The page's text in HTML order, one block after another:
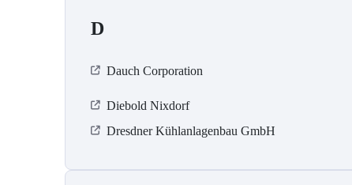
D
Dauch Corporation
Diebold Nixdorf
Dresdner Kühlanlagenbau GmbH